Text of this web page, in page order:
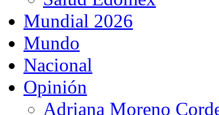
Mundial 2026
Mundo
Nacional
Opinión
Adriana Moreno